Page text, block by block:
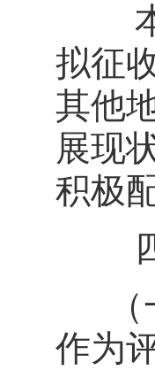
本
拟征
其他
展现
积极
四
（
作为